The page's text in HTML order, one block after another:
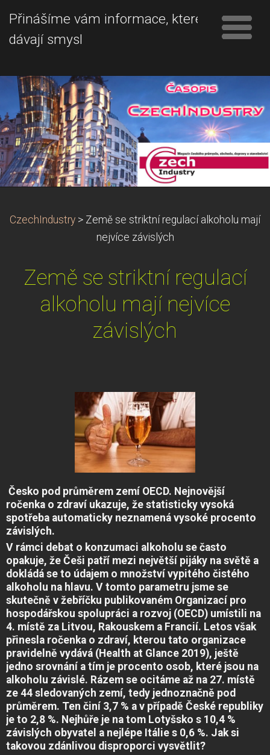
Přinášíme vám informace, které
dávají smysl
CzechIndustry > Země se striktní regulací alkoholu mají
nejvíce závislých
Země se striktní regulací
alkoholu mají nejvíce
závislých
Česko pod průměrem zemí OECD. Nejnovější
ročenka o zdraví ukazuje, že statisticky vysoká
spotřeba automaticky neznamená vysoké procento
závislých.
V rámci debat o konzumaci alkoholu se často
opakuje, že Češi patří mezi největší pijáky na světě a
dokládá se to údajem o množství vypitého čistého
alkoholu na hlavu. V tomto parametru jsme se
skutečně v žebříčku publikovaném Organizací pro
hospodářskou spolupráci a rozvoj (OECD) umístili na
4. místě za Litvou, Rakouskem a Francií. Letos však
přinesla ročenka o zdraví, kterou tato organizace
pravidelně vydává (Health at Glance 2019), ještě
jedno srovnání a tím je procento osob, které jsou na
alkoholu závislé. Rázem se ocitáme až na 27. místě
ze 44 sledovaných zemí, tedy jednoznačně pod
průměrem. Ten činí 3,7 % a v případě České republiky
je to 2,8 %. Nejhůře je na tom Lotyšsko s 10,4 %
závislých obyvatel a nejlépe Itálie s 0,6 %. Jak si
takovou zdánlivou disproporci vysvětlit?